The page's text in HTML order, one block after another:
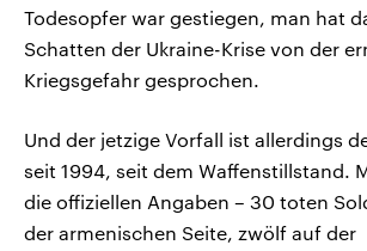
Todesopfer war gestiegen, man hat
Schatten der Ukraine-Krise von der
Kriegsgefahr gesprochen.
Und der jetzige Vorfall ist allerdings
seit 1994, seit dem Waffenstillstand.
die offiziellen Angaben – 30 toten
der armenischen Seite, zwölf auf der